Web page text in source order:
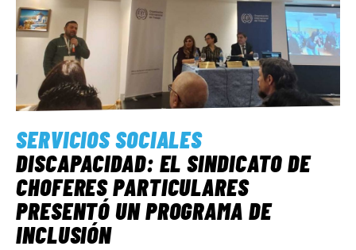
SERVICIOS SOCIALES
DISCAPACIDAD: EL SINDICATO DE
CHOFERES PARTICULARES
PRESENTÓ UN PROGRAMA DE
INCLUSIÓN